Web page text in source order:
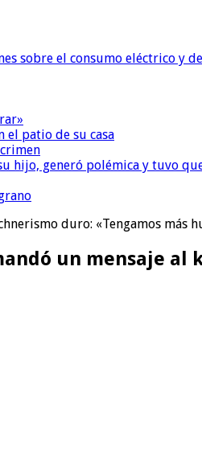
sobre el consumo eléctrico y
el patio de su casa
hijo, generó polémica y tuvo
duro: «Tengamos más
un mensaje al